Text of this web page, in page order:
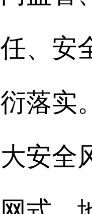
任、安
衍落实
大安全